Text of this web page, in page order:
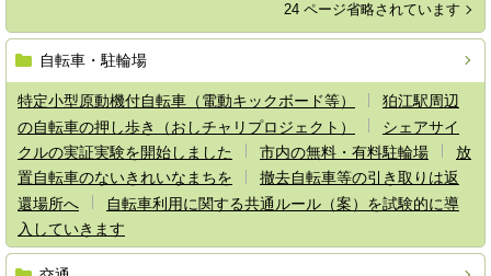
24 ページ省略されています
自転車・駐輪場
特定小型原動機付自転車（電動キックボード等）
狛江駅周辺
の自転車の押し歩き（おしチャリプロジェクト）
シェアサイ
クルの実証実験を開始しました
市内の無料・有料駐輪場
放
置自転車のないきれいなまちを
撤去自転車等の引き取りは返
還場所へ
自転車利用に関する共通ルール（案）を試験的に導
入していきます